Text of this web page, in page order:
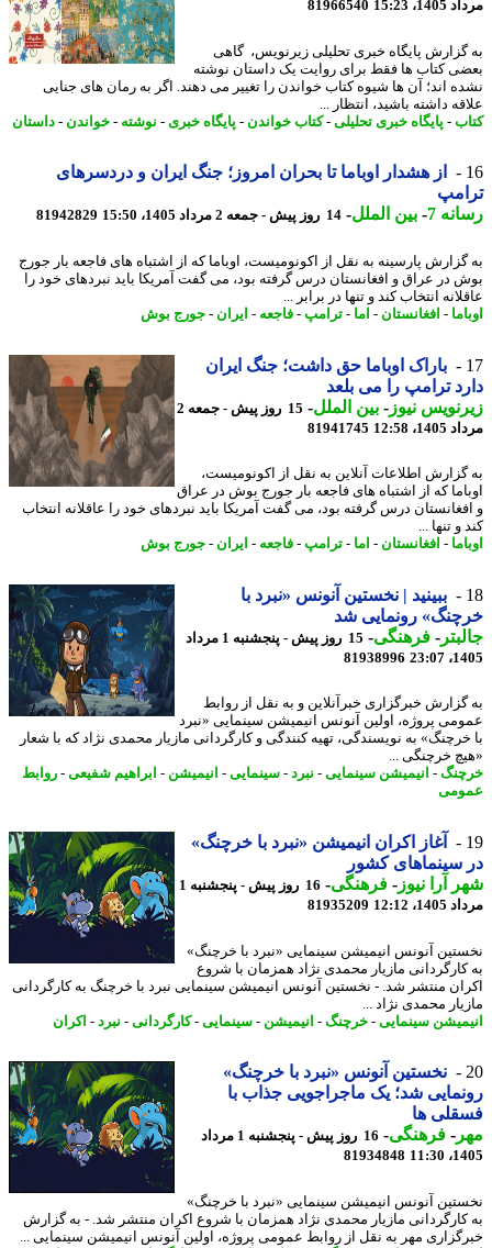
15:23
81966540
پایگاه خبری تحلیلی زیرنویس، گاهی
کتاب ها فقط برای روایت یک داستان نوشته
اند؛ آن ها شیوه کتاب خواندن را تغییر می دهند. اگر به رمان های جنایی
داشته باشید، انتظار ...
-پایگاه خبری تحلیلی-کتاب خواندن -پایگاه خبری- نوشته-خواندن -داستان
از هشدار اوباما تا بحران امروز؛ جنگ ایران و دردسرهای
7
-بین الملل-14 روز پیش - جمعه 2 مرداد 1405، 15:50 81942829
پارسینه به نقل از اکونومیست، اوباما که از اشتباه های فاجعه بار جورج
در عراق و افغانستان درس گرفته بود، می گفت آمریکا باید نبردهای خود را
انتخاب کند و تنها در برابر ...
-افغانستان-اما - ترامپ -فاجعه-ایران - جورج بوش
باراک اوباما حق داشت؛ جنگ ایران
ترامپ را می بلعد
نیوز-بین الملل-
15 روز پیش - جمعه 2
12:58
81941745
اطلاعات آنلاین به نقل از اکونومیست،
که از اشتباه های فاجعه بار جورج بوش در عراق
درس گرفته بود، می گفت آمریکا باید نبردهای خود را عاقلانه انتخاب
و تنها ...
-افغانستان-اما - ترامپ -فاجعه-ایران - جورج بوش
ببینید | نخستین آنونس «نبرد با
رونمایی شد
-فرهنگی-
15 روز پیش - پنجشنبه 1 مرداد
81938996
خبرگزاری خبرآنلاین و به نقل از روابط
پروژه، اولین آنونس انیمیشن سینمایی «نبرد
به نویسندگی، تهیه کنندگی و کارگردانی مازیار محمدی نژاد که با شعار
خرچنگی ...
-انیمیشن سینمایی-نبرد -سینمایی-انیمیشن-ابراهیم شفیعی-روابط
آغاز اکران انیمیشن «نبرد با خرچنگ»
سینماهای کشور
آرا نیوز-فرهنگی-
16 روز پیش - پنجشنبه 1
12:12
81935209
آنونس انیمیشن سینمایی «نبرد با خرچنگ»
مازیار محمدی نژاد همزمان با شروع
منتشر شد. - نخستین آنونس انیمیشن سینمایی نبرد با خرچنگ به کارگردانی
محمدی نژاد ...
سینمایی-خرچنگ -انیمیشن-سینمایی-کارگردانی- نبرد -اکران
نخستین آنونس «نبرد با خرچنگ»
شد؛ یک ماجراجویی جذاب با
ها
-فرهنگی-
16 روز پیش - پنجشنبه 1 مرداد
81934848
آنونس انیمیشن سینمایی «نبرد با خرچنگ»
مازیار محمدی نژاد همزمان با شروع اکران منتشر شد. - به گزارش
مهر به نقل از روابط عمومی پروژه، اولین آنونس انیمیشن سینمایی ...